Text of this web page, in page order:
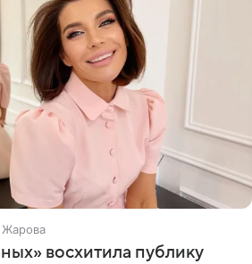
восхитила публику